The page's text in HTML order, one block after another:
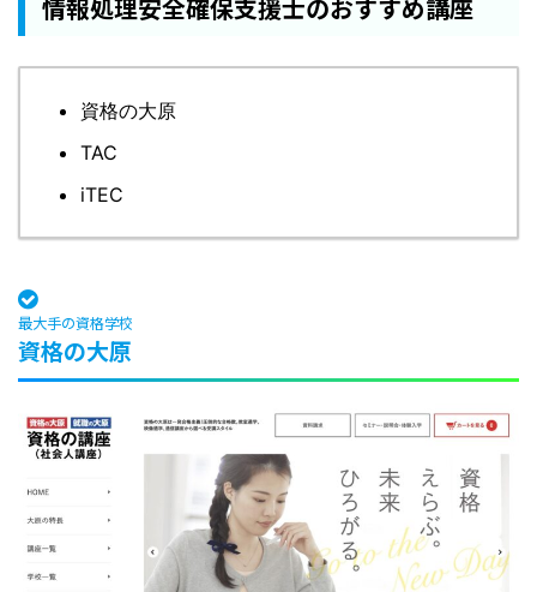
情報処理安全確保支援士のおすすめ講座
資格の大原
TAC
iTEC
最大手の資格学校
資格の大原